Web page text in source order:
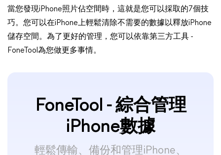
當您發現iPhone照片佔空間時，這就是您可以採取的7個技
巧。您可以在iPhone上輕鬆清除不需要的數據以釋放iPhone
儲存空間。為了更好的管理，您可以依靠第三方工具 -
FoneTool為您做更多事情。
FoneTool - 綜合管理
iPhone數據
輕鬆傳輸、備份和管理iPhone、